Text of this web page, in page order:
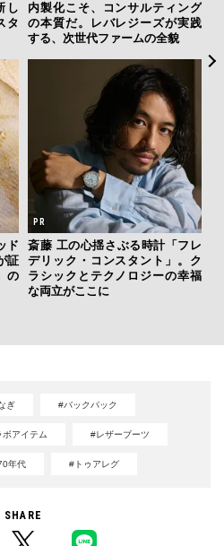
し
タ
内製化こそ、コンサルティング
の本質だ。レバレジーズが実践
する、次世代ファームの全貌
ド
証
の
斎藤 工の心揺さぶる時計「フレ
デリック・コンスタント」。ク
ラシックとテクノロジーの幸福
な両立がここに
y
ぎ #バックパック
ボアイテム #レザーブーツ
年代 #トゥアレグ
SHARE